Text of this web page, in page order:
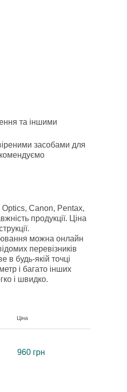
та іншими
засобами для
Optics, Canon, Pentax,
продукції. Ціна
можна онлайн
перевізників
будь-якій точці
і багато інших
і швидко.
Ціна
960 грн